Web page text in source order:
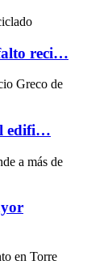
reci…
edifi…